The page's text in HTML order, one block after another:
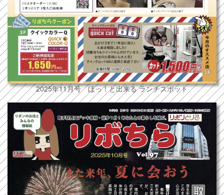
2025年11月号 ほっ！と出来る ランチスポット